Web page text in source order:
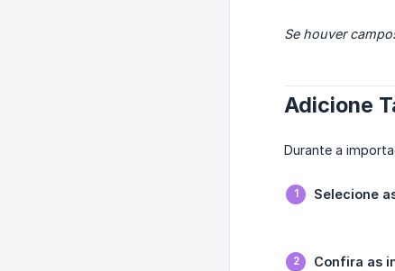
Se houver
Adicione
Durante a
Selecione
Confira as